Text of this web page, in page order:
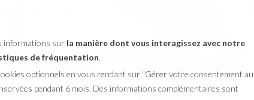
informations sur la manière dont vous interagissez avec notre
de fréquentation.
optionnels en vous rendant sur "Gérer votre consentement
pendant 6 mois. Des informations complémentaires sont